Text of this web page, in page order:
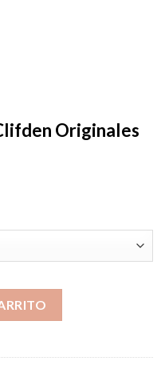
Originales
Made in Usa cantidad